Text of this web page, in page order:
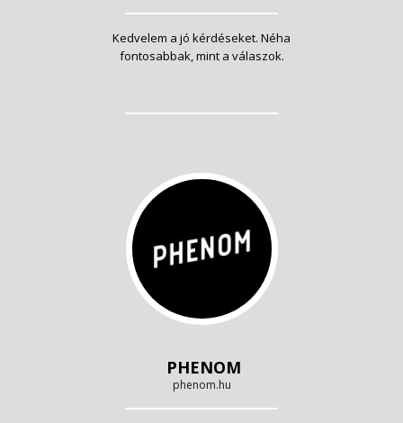
Kedvelem a jó kérdéseket. Néha
fontosabbak, mint a válaszok.
PHENOM
phenom.hu